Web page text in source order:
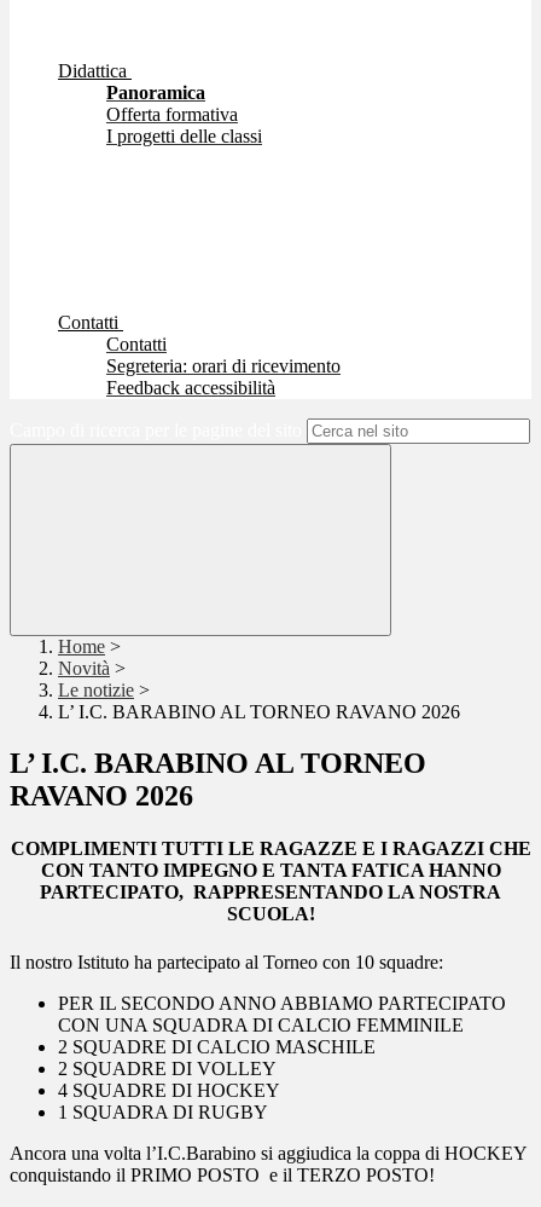
Didattica
Panoramica
Offerta formativa
I progetti delle classi
Contatti
Contatti
Segreteria: orari di ricevimento
Feedback accessibilità
Home >
Novità >
Le notizie >
L’ I.C. BARABINO AL TORNEO RAVANO 2026
L’ I.C. BARABINO AL TORNEO
RAVANO 2026
COMPLIMENTI TUTTI LE RAGAZZE E I RAGAZZI CHE
CON TANTO IMPEGNO E TANTA FATICA HANNO
PARTECIPATO, RAPPRESENTANDO LA NOSTRA
SCUOLA!
Il nostro Istituto ha partecipato al Torneo con 10 squadre:
PER IL SECONDO ANNO ABBIAMO PARTECIPATO
CON UNA SQUADRA DI CALCIO FEMMINILE
2 SQUADRE DI CALCIO MASCHILE
2 SQUADRE DI VOLLEY
4 SQUADRE DI HOCKEY
1 SQUADRA DI RUGBY
Ancora una volta l’I.C.Barabino si aggiudica la coppa di HOCKEY
conquistando il PRIMO POSTO e il TERZO POSTO!